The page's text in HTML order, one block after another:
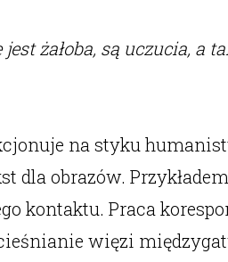
żałoba, są uczucia, a
na styku
dla obrazów.
kontaktu. Praca
więzi